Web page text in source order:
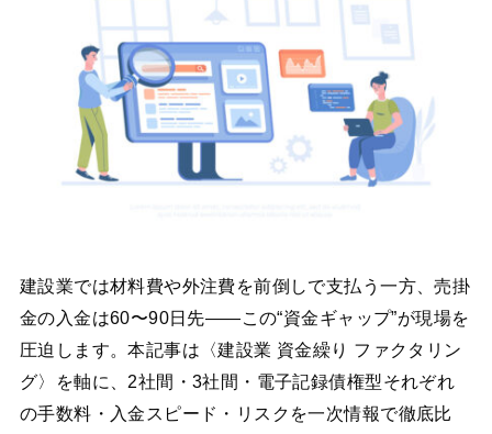
建設業では材料費や外注費を前倒しで支払う一方、売掛
金の入金は60〜90日先――この“資金ギャップ”が現場を
圧迫します。本記事は〈建設業 資金繰り ファクタリン
グ〉を軸に、2社間・3社間・電子記録債権型それぞれ
の手数料・入金スピード・リスクを一次情報で徹底比